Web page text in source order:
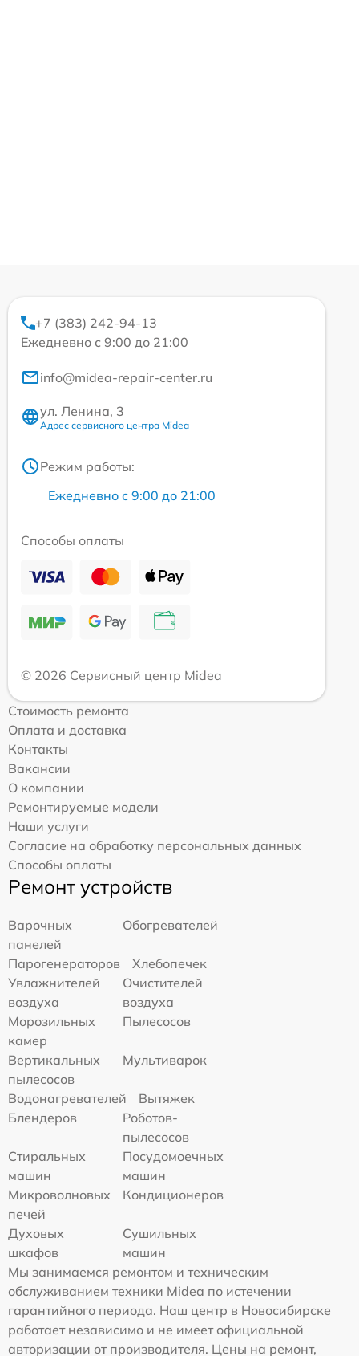
+7 (383) 242-94-13
Ежедневно с 9:00 до 21:00
info@midea-repair-center.ru
ул. Ленина, 3
Адрес сервисного центра Midea
Режим работы:
Ежедневно с 9:00 до 21:00
Способы оплаты
© 2026 Сервисный центр Midea
Стоимость ремонта
Оплата и доставка
Контакты
Вакансии
О компании
Ремонтируемые модели
Наши услуги
Согласие на обработку персональных данных
Способы оплаты
Ремонт устройств
Варочных
панелей
Обогревателей
Парогенераторов
Хлебопечек
Увлажнителей
воздуха
Очистителей
воздуха
Морозильных
камер
Пылесосов
Вертикальных
пылесосов
Мультиварок
Водонагревателей
Вытяжек
Блендеров
Роботов-
пылесосов
Стиральных
машин
Посудомоечных
машин
Микроволновых
печей
Кондиционеров
Духовых
шкафов
Сушильных
машин
Мы занимаемся ремонтом и техническим
обслуживанием техники Midea по истечении
гарантийного периода. Наш центр в Новосибирске
работает независимо и не имеет официальной
авторизации от производителя. Цены на ремонт,